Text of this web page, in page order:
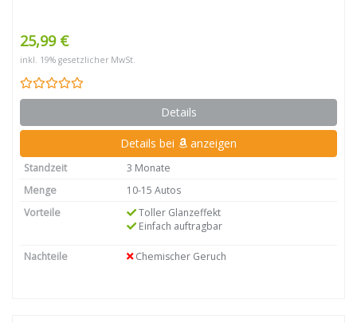
25,99 €
inkl. 19% gesetzlicher MwSt.
Details
Details bei anzeigen
Standzeit
3 Monate
Menge
10-15 Autos
Vorteile
Toller Glanzeffekt
Einfach auftragbar
Nachteile Chemischer Geruch